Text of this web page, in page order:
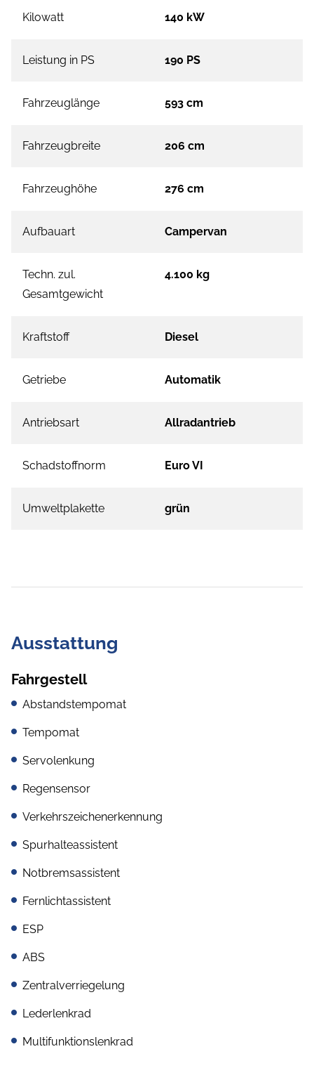
Kilowatt 140 kW
Leistung in PS 190 PS
Fahrzeuglänge 593 cm
Fahrzeugbreite 206 cm
Fahrzeughöhe 276 cm
Aufbauart Campervan
Techn. zul.
Gesamtgewicht
4.100 kg
Kraftstoff Diesel
Getriebe Automatik
Antriebsart Allradantrieb
Schadstoffnorm Euro VI
Umweltplakette grün
Ausstattung
Fahrgestell
Abstandstempomat
Tempomat
Servolenkung
Regensensor
Verkehrszeichenerkennung
Spurhalteassistent
Notbremsassistent
Fernlichtassistent
ESP
ABS
Zentralverriegelung
Lederlenkrad
Multifunktionslenkrad